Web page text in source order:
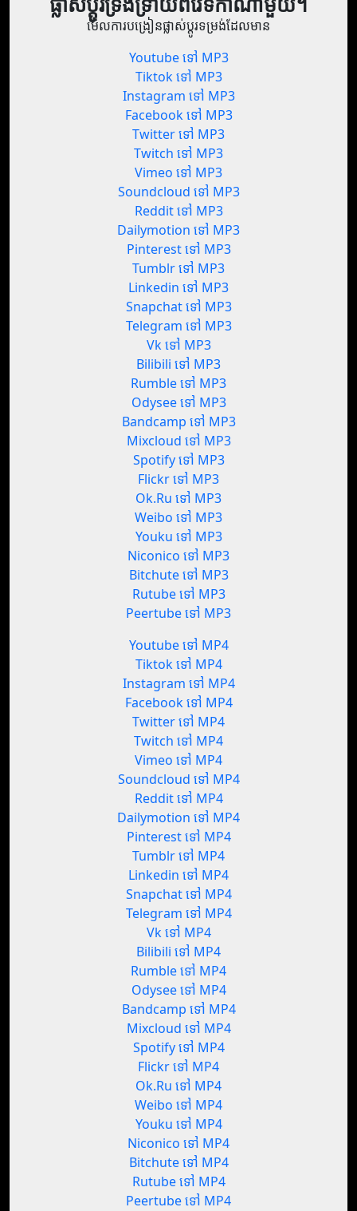
មើលការបង្រៀនផ្លាស់ប្តូរទម្រង់ដែលមាន
Youtube ទៅ MP3
Tiktok ទៅ MP3
Instagram ទៅ MP3
Facebook ទៅ MP3
Twitter ទៅ MP3
Twitch ទៅ MP3
Vimeo ទៅ MP3
Soundcloud ទៅ MP3
Reddit ទៅ MP3
Dailymotion ទៅ MP3
Pinterest ទៅ MP3
Tumblr ទៅ MP3
Linkedin ទៅ MP3
Snapchat ទៅ MP3
Telegram ទៅ MP3
Vk ទៅ MP3
Bilibili ទៅ MP3
Rumble ទៅ MP3
Odysee ទៅ MP3
Bandcamp ទៅ MP3
Mixcloud ទៅ MP3
Spotify ទៅ MP3
Flickr ទៅ MP3
Ok.Ru ទៅ MP3
Weibo ទៅ MP3
Youku ទៅ MP3
Niconico ទៅ MP3
Bitchute ទៅ MP3
Rutube ទៅ MP3
Peertube ទៅ MP3
Youtube ទៅ MP4
Tiktok ទៅ MP4
Instagram ទៅ MP4
Facebook ទៅ MP4
Twitter ទៅ MP4
Twitch ទៅ MP4
Vimeo ទៅ MP4
Soundcloud ទៅ MP4
Reddit ទៅ MP4
Dailymotion ទៅ MP4
Pinterest ទៅ MP4
Tumblr ទៅ MP4
Linkedin ទៅ MP4
Snapchat ទៅ MP4
Telegram ទៅ MP4
Vk ទៅ MP4
Bilibili ទៅ MP4
Rumble ទៅ MP4
Odysee ទៅ MP4
Bandcamp ទៅ MP4
Mixcloud ទៅ MP4
Spotify ទៅ MP4
Flickr ទៅ MP4
Ok.Ru ទៅ MP4
Weibo ទៅ MP4
Youku ទៅ MP4
Niconico ទៅ MP4
Bitchute ទៅ MP4
Rutube ទៅ MP4
Peertube ទៅ MP4